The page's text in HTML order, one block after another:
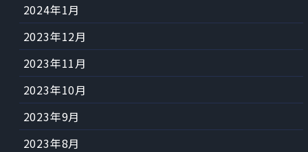
2024年1月
2023年12月
2023年11月
2023年10月
2023年9月
2023年8月